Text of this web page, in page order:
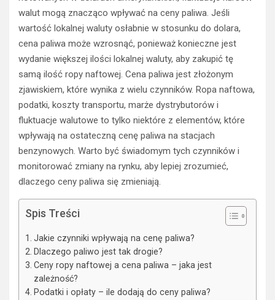
walut mogą znacząco wpływać na ceny paliwa. Jeśli
wartość lokalnej waluty osłabnie w stosunku do dolara,
cena paliwa może wzrosnąć, ponieważ konieczne jest
wydanie większej ilości lokalnej waluty, aby zakupić tę
samą ilość ropy naftowej. Cena paliwa jest złożonym
zjawiskiem, które wynika z wielu czynników. Ropa naftowa,
podatki, koszty transportu, marże dystrybutorów i
fluktuacje walutowe to tylko niektóre z elementów, które
wpływają na ostateczną cenę paliwa na stacjach
benzynowych. Warto być świadomym tych czynników i
monitorować zmiany na rynku, aby lepiej zrozumieć,
dlaczego ceny paliwa się zmieniają.
Spis Treści
Jakie czynniki wpływają na cenę paliwa?
Dlaczego paliwo jest tak drogie?
Ceny ropy naftowej a cena paliwa – jaka jest
zależność?
Podatki i opłaty – ile dodają do ceny paliwa?